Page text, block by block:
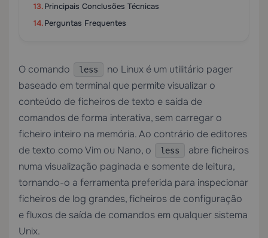
Principais Conclusões Técnicas
Perguntas Frequentes
O comando less
no Linux é um utilitário pager
baseado em terminal que permite visualizar o
conteúdo de ficheiros de texto e saída de
comandos de forma interativa, sem carregar o
ficheiro inteiro na memória. Ao contrário de editores
de texto como Vim ou Nano, o
less
abre ficheiros
numa visualização paginada e somente de leitura,
tornando-o a ferramenta preferida para inspecionar
ficheiros de log grandes, ficheiros de configuração
e fluxos de saída de comandos em qualquer sistema
Unix.